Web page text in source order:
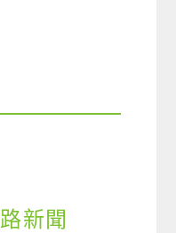
新聞